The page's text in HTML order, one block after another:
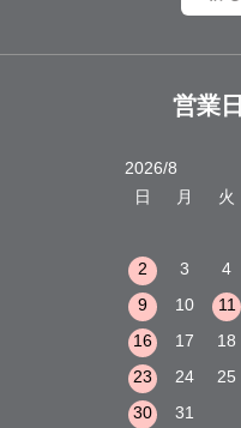
営業
2026/8
日
月 火
2
3 4
9
10 11
16
17 18
23
24 25
30
31